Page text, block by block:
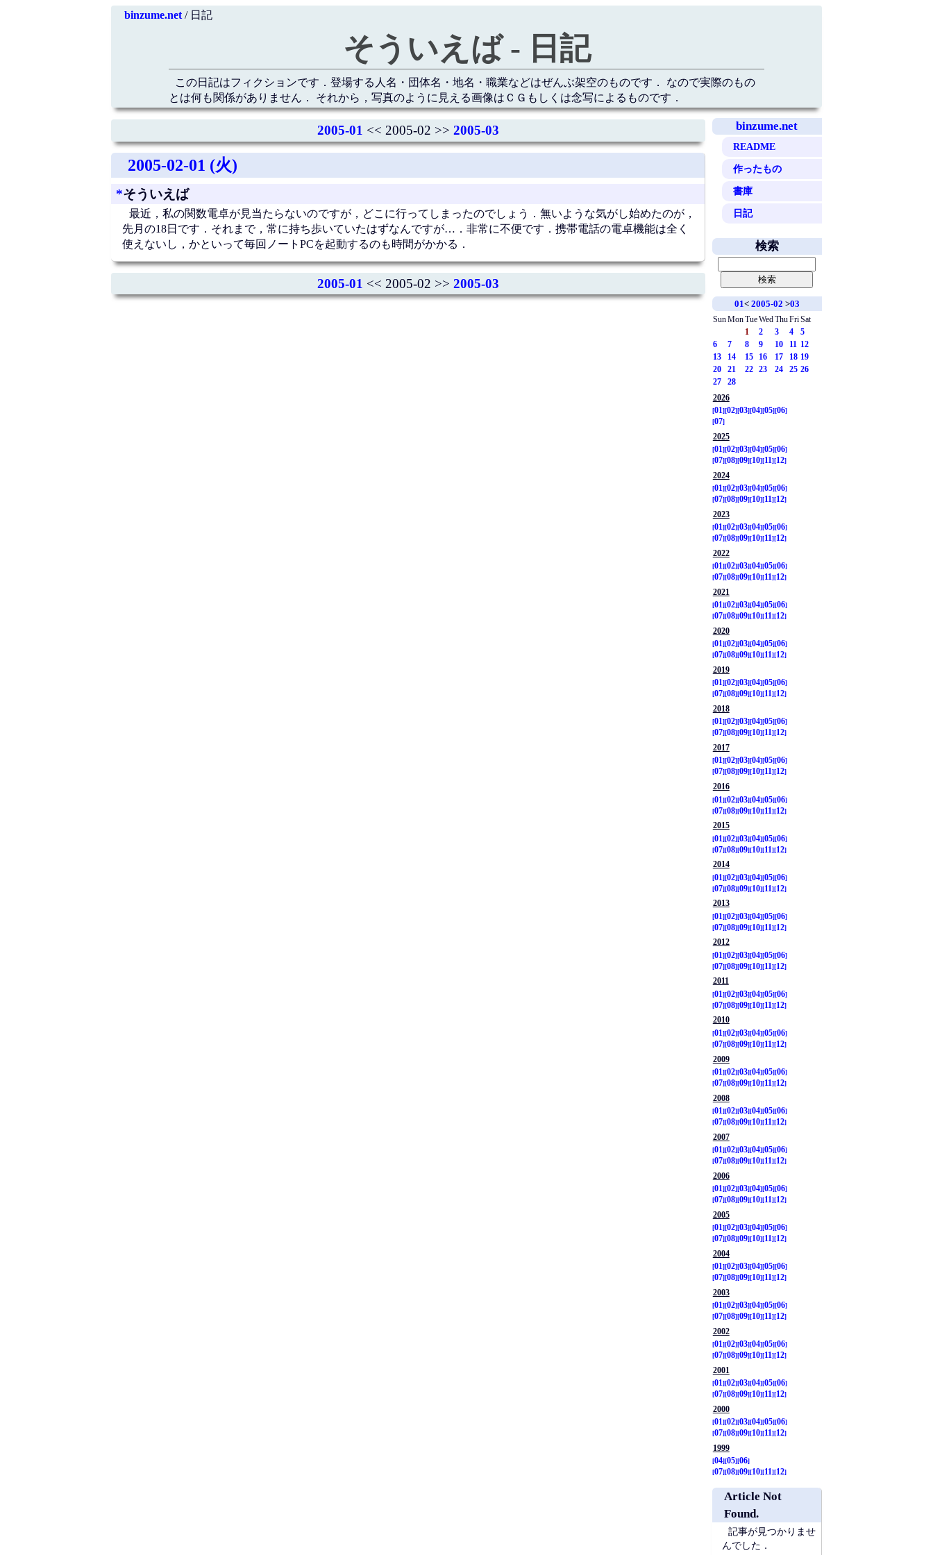
binzume.net/ 日記
そういえば - 日記
この日記はフィクションです．登場する人名・団体名・地名・職業などはぜんぶ架空のものです． なので実際のもの
とは何も関係がありません． それから，写真のように見える画像はＣＧもしくは念写によるものです．
binzume.net
README
作ったもの
書庫
日記
2005-01 << 2005-02 >> 2005-03
2005-02-01 (火)
*そういえば
最近，私の関数電卓が見当たらないのですが，どこに行ってしまったのでしょう．無いような気がし始めたのが，
先月の18日です．それまで，常に持ち歩いていたはずなんですが…．非常に不便です．携帯電話の電卓機能は全く
使えないし，かといって毎回ノートPCを起動するのも時間がかかる．
2005-01 << 2005-02 >> 2005-03
検索
01< 2005-02 >03
SunMonTueWed ThuFriSat
1
2 3 4
5
6
7 8 9 10 11
12
13
14 15 16 17 18 19
20
21 22 23 24 25 26
27
28
2026
01
02 03 04 05 06
07
2025
01
02 03 04 05 06
07 08 09 10 11
12
2024
01
02 03 04 05 06
07 08 09 10 11
12
2023
01
02 03 04 05 06
07 08 09 10 11
12
2022
01
02 03 04 05 06
07 08 09 10 11
12
2021
01
02 03 04 05 06
07 08 09 10 11
12
2020
01
02 03 04 05 06
07 08 09 10 11
12
2019
01
02 03 04 05 06
07 08 09 10 11
12
2018
01 02 03 04 05 06
07 08 09 10 11 12
2017
01 02 03 04 05 06
07 08 09 10 11 12
2016
01
02 03 04 05 06
07 08 09 10 11
12
2015
01
02 03 04 05 06
07 08 09 10 11
12
2014
01
02 03 04 05 06
07 08 09 10 11
12
2013
01
02 03 04 05 06
07 08 09 10 11
12
2012
01
02 03 04 05 06
07 08 09 10 11
12
2011
01
02 03 04 05 06
07 08 09 10 11
12
2010
01
02 03 04 05 06
07 08 09 10 11
12
2009
01
02 03 04 05 06
07 08 09 10 11
12
2008
01
02 03 04 05 06
07 08 09 10 11
12
2007
01
02 03 04 05 06
07 08 09 10 11
12
2006
01
02 03 04 05 06
07 08 09 10 11
12
2005
01
02 03 04 05 06
07 08 09 10 11
12
2004
01
02 03 04 05 06
07 08 09 10 11
12
2003
01
02 03 04 05 06
07 08 09 10 11
12
2002
01
02 03 04 05 06
07 08 09 10 11
12
2001
01
02 03 04 05 06
07 08 09 10 11
12
2000
01
02 03 04 05 06
07 08 09 10 11
12
1999
04 05 06
07 08 09 10 11 12
Article Not
Found.
記事が見つかりませ
んでした．